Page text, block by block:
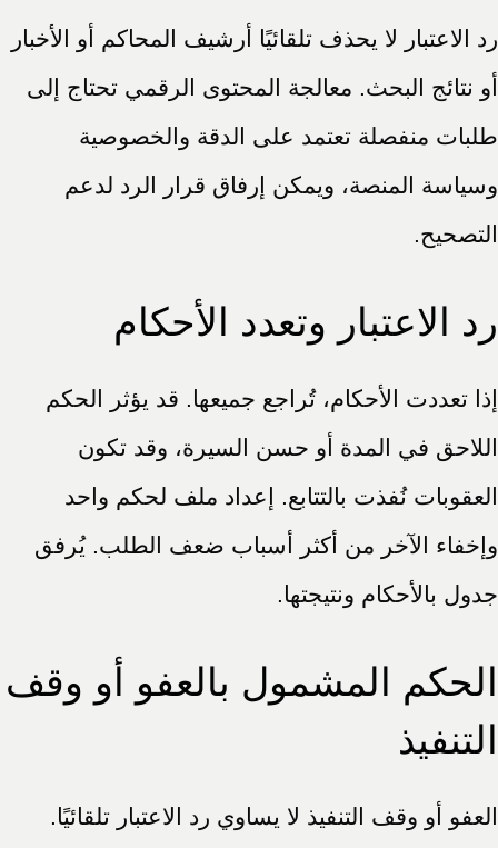
رد الاعتبار لا يحذف تلقائيًا أرشيف المحاكم أو الأخبار
أو نتائج البحث. معالجة المحتوى الرقمي تحتاج إلى
طلبات منفصلة تعتمد على الدقة والخصوصية
وسياسة المنصة، ويمكن إرفاق قرار الرد لدعم
التصحيح.
رد الاعتبار وتعدد الأحكام
إذا تعددت الأحكام، تُراجع جميعها. قد يؤثر الحكم
اللاحق في المدة أو حسن السيرة، وقد تكون
العقوبات نُفذت بالتتابع. إعداد ملف لحكم واحد
وإخفاء الآخر من أكثر أسباب ضعف الطلب. يُرفق
جدول بالأحكام ونتيجتها.
الحكم المشمول بالعفو أو وقف
التنفيذ
العفو أو وقف التنفيذ لا يساوي رد الاعتبار تلقائيًا.